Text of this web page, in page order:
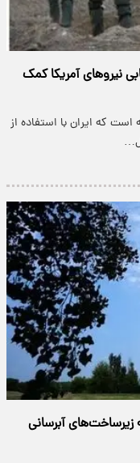
نیروهای آمریکا کمک
که ایران با استفاده از
زیرساخت‌های آبرسانی